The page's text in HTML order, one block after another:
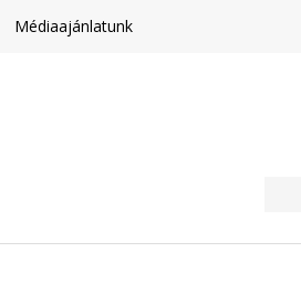
Médiaajánlatunk